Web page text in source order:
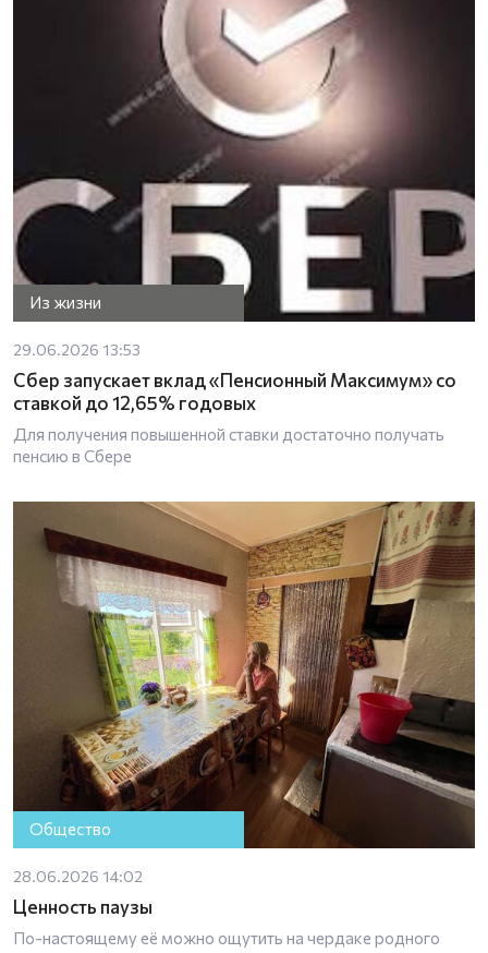
Из жизни
29.06.2026 13:53
Сбер запускает вклад «Пенсионный Максимум» со
ставкой до 12,65% годовых
Для получения повышенной ставки достаточно получать
пенсию в Сбере
Общество
28.06.2026 14:02
Ценность паузы
По-настоящему её можно ощутить на чердаке родного